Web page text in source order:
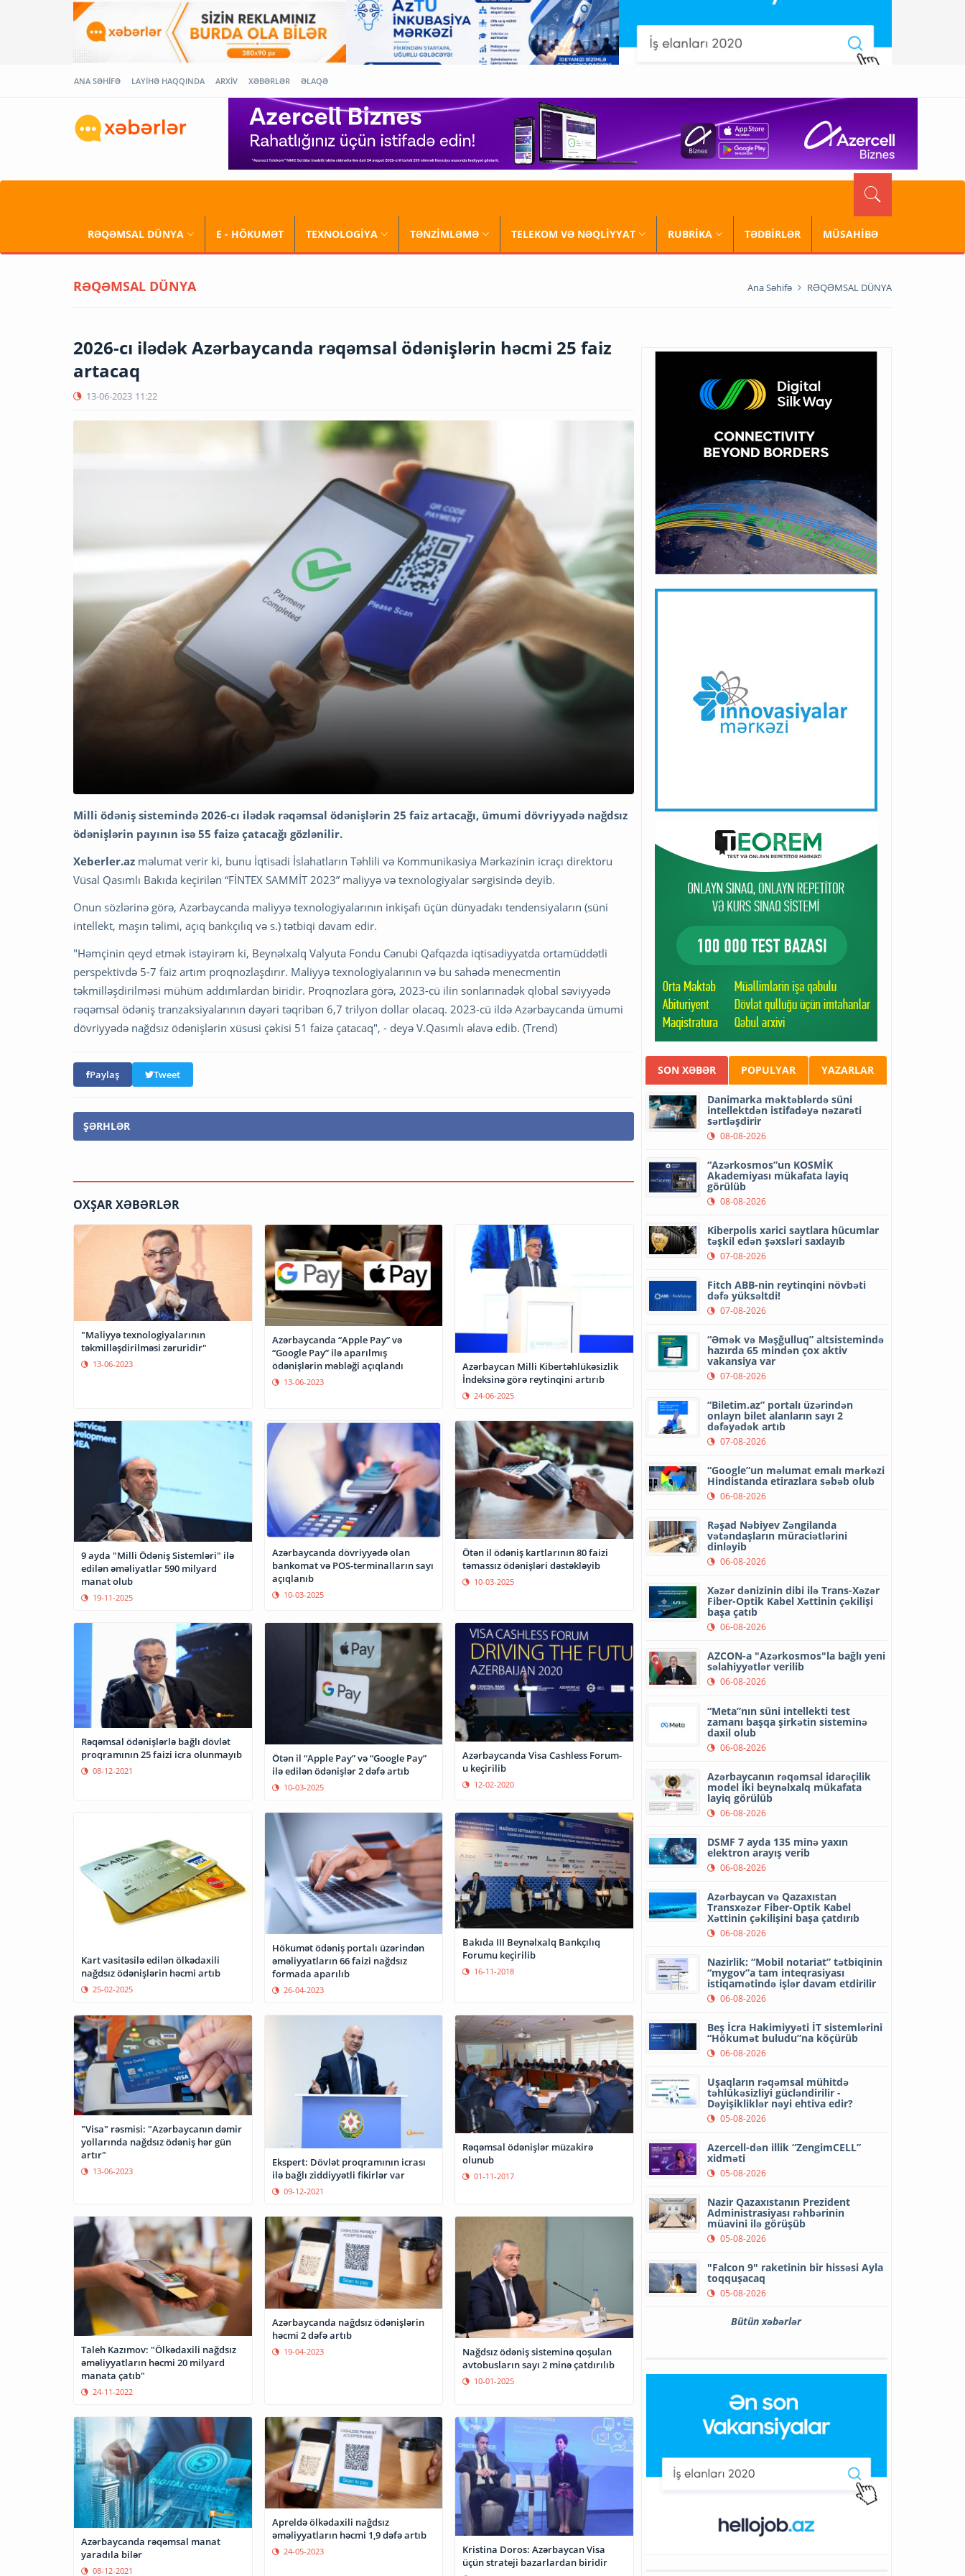
ANA SƏHİFƏ LAYİHƏ HAQQINDA ARXİV XƏBƏRLƏR ƏLAQƏ
RƏQƏMSAL DÜNYA E - HÖKUMƏT TEXNOLOGİYA TƏNZİMLƏMƏ TELEKOM VƏ NƏQLİYYAT RUBRİKA TƏDBİRLƏR MÜSAHİBƏ
RƏQƏMSAL DÜNYA Ana Səhifə RƏQƏMSAL DÜNYA
2026-cı ilədək Azərbaycanda rəqəmsal ödənişlərin həcmi 25 faiz
artacaq
13-06-2023 11:22
Milli ödəniş sistemində 2026-cı ilədək rəqəmsal ödənişlərin 25 faiz artacağı, ümumi dövriyyədə nağdsız
ödənişlərin payının isə 55 faizə çatacağı gözlənilir.
Xeberler.az məlumat verir ki, bunu İqtisadi İslahatların Təhlili və Kommunikasiya Mərkəzinin icraçı direktoru
Vüsal Qasımlı Bakıda keçirilən “FİNTEX SAMMİT 2023” maliyyə və texnologiyalar sərgisində deyib.
Onun sözlərinə görə, Azərbaycanda maliyyə texnologiyalarının inkişafı üçün dünyadakı tendensiyaların (süni
intellekt, maşın təlimi, açıq bankçılıq və s.) tətbiqi davam edir.
"Həmçinin qeyd etmək istəyirəm ki, Beynəlxalq Valyuta Fondu Cənubi Qafqazda iqtisadiyyatda ortamüddətli
perspektivdə 5-7 faiz artım proqnozlaşdırır. Maliyyə texnologiyalarının və bu sahədə menecmentin
təkmilləşdirilməsi mühüm addımlardan biridir. Proqnozlara görə, 2023-cü ilin sonlarınadək qlobal səviyyədə
rəqəmsal ödəniş tranzaksiyalarının dəyəri təqribən 6,7 trilyon dollar olacaq. 2023-cü ildə Azərbaycanda ümumi
dövriyyədə nağdsız ödənişlərin xüsusi çəkisi 51 faizə çatacaq", - deyə V.Qasımlı əlavə edib. (Trend)
Paylaş Tweet
ŞƏRHLƏR
OXŞAR XƏBƏRLƏR
"Maliyyə texnologiyalarının
təkmilləşdirilməsi zəruridir"
13-06-2023
Azərbaycanda “Apple Pay” və
“Google Pay” ilə aparılmış
ödənişlərin məbləği açıqlandı
13-06-2023
Azərbaycan Milli Kibertəhlükəsizlik
İndeksinə görə reytinqini artırıb
24-06-2025
9 ayda "Milli Ödəniş Sistemləri" ilə
edilən əməliyatlar 590 milyard
manat olub
19-11-2025
Azərbaycanda dövriyyədə olan
bankomat və POS-terminalların sayı
açıqlanıb
10-03-2025
Ötən il ödəniş kartlarının 80 faizi
təmassız ödənişləri dəstəkləyib
10-03-2025
Rəqəmsal ödənişlərlə bağlı dövlət
proqramının 25 faizi icra olunmayıb
08-12-2021
Ötən il “Apple Pay” və “Google Pay”
ilə edilən ödənişlər 2 dəfə artıb
10-03-2025
Azərbaycanda Visa Cashless Forum-
u keçirilib
12-02-2020
Kart vasitəsilə edilən ölkədaxili
nağdsız ödənişlərin həcmi artıb
25-02-2025
Hökumət ödəniş portalı üzərindən
əməliyyatların 66 faizi nağdsız
formada aparılıb
26-04-2023
Bakıda III Beynəlxalq Bankçılıq
Forumu keçirilib
16-11-2018
"Visa" rəsmisi: "Azərbaycanın dəmir
yollarında nağdsız ödəniş hər gün
artır"
13-06-2023
Ekspert: Dövlət proqramının icrası
ilə bağlı ziddiyyətli fikirlər var
09-12-2021
Rəqəmsal ödənişlər müzakirə
olunub
01-11-2017
Taleh Kazımov: "Ölkədaxili nağdsız
əməliyyatların həcmi 20 milyard
manata çatıb"
24-11-2022
Azərbaycanda nağdsız ödənişlərin
həcmi 2 dəfə artıb
19-04-2023
Nağdsız ödəniş sisteminə qoşulan
avtobusların sayı 2 minə çatdırılıb
10-01-2025
Azərbaycanda rəqəmsal manat
yaradıla bilər
08-12-2021
Apreldə ölkədaxili nağdsız
əməliyyatların həcmi 1,9 dəfə artıb
24-05-2023
Kristina Doros: Azərbaycan Visa
üçün strateji bazarlardan biridir
SON XƏBƏR POPULYAR YAZARLAR
Danimarka məktəblərdə süni
intellektdən istifadəyə nəzarəti
sərtləşdirir
08-08-2026
“Azərkosmos”un KOSMİK
Akademiyası mükafata layiq
görülüb
08-08-2026
Kiberpolis xarici saytlara hücumlar
təşkil edən şəxsləri saxlayıb
07-08-2026
Fitch ABB-nin reytinqini növbəti
dəfə yüksəltdi!
07-08-2026
“Əmək və Məşğulluq” altsistemində
hazırda 65 mindən çox aktiv
vakansiya var
07-08-2026
“Biletim.az” portalı üzərindən
onlayn bilet alanların sayı 2
dəfəyədək artıb
07-08-2026
“Google”un məlumat emalı mərkəzi
Hindistanda etirazlara səbəb olub
06-08-2026
Rəşad Nəbiyev Zəngilanda
vətəndaşların müraciətlərini
dinləyib
06-08-2026
Xəzər dənizinin dibi ilə Trans-Xəzər
Fiber-Optik Kabel Xəttinin çəkilişi
başa çatıb
06-08-2026
AZCON-a "Azərkosmos"la bağlı yeni
səlahiyyətlər verilib
06-08-2026
“Meta”nın süni intellekti test
zamanı başqa şirkətin sisteminə
daxil olub
06-08-2026
Azərbaycanın rəqəmsal idarəçilik
model iki beynəlxalq mükafata
layiq görülüb
06-08-2026
DSMF 7 ayda 135 minə yaxın
elektron arayış verib
06-08-2026
Azərbaycan və Qazaxıstan
Transxəzər Fiber-Optik Kabel
Xəttinin çəkilişini başa çatdırıb
06-08-2026
Nazirlik: “Mobil notariat” tətbiqinin
“mygov”a tam inteqrasiyası
istiqamətində işlər davam etdirilir
06-08-2026
Beş İcra Hakimiyyəti İT sistemlərini
“Hökumət buludu”na köçürüb
06-08-2026
Uşaqların rəqəmsal mühitdə
təhlükəsizliyi gücləndirilir -
Dəyişikliklər nəyi ehtiva edir?
05-08-2026
Azercell-dən illik “ZengimCELL”
xidməti
05-08-2026
Nazir Qazaxıstanın Prezident
Administrasiyası rəhbərinin
müavini ilə görüşüb
05-08-2026
"Falcon 9" raketinin bir hissəsi Ayla
toqquşacaq
05-08-2026
Bütün xəbərlər